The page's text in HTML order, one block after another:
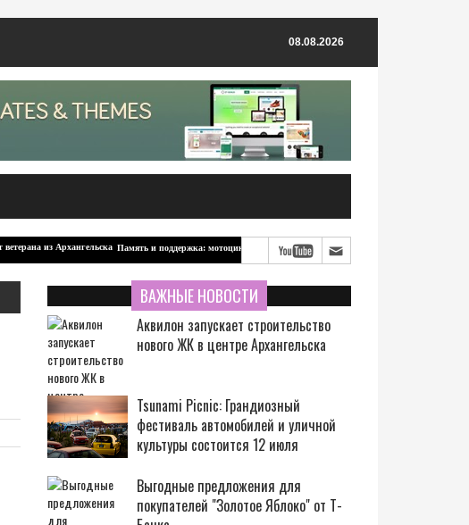
08.08.2026
Память и поддержка: мотоцикл для бойцов-северян от ветерана из Архангельска
ВАЖНЫЕ НОВОСТИ
Аквилон запускает строительство
нового ЖК в центре Архангельска
Tsunami Picnic: Грандиозный
фестиваль автомобилей и уличной
культуры состоится 12 июля
Выгодные предложения для
покупателей "Золотое Яблоко" от Т-